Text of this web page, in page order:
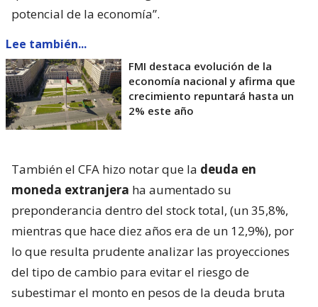
potencial de la economía”.
Lee también...
FMI destaca evolución de la
economía nacional y afirma que
crecimiento repuntará hasta un
2% este año
También el CFA hizo notar que la deuda en
moneda extranjera ha aumentado su
preponderancia dentro del stock total, (un 35,8%,
mientras que hace diez años era de un 12,9%), por
lo que resulta prudente analizar las proyecciones
del tipo de cambio para evitar el riesgo de
subestimar el monto en pesos de la deuda bruta